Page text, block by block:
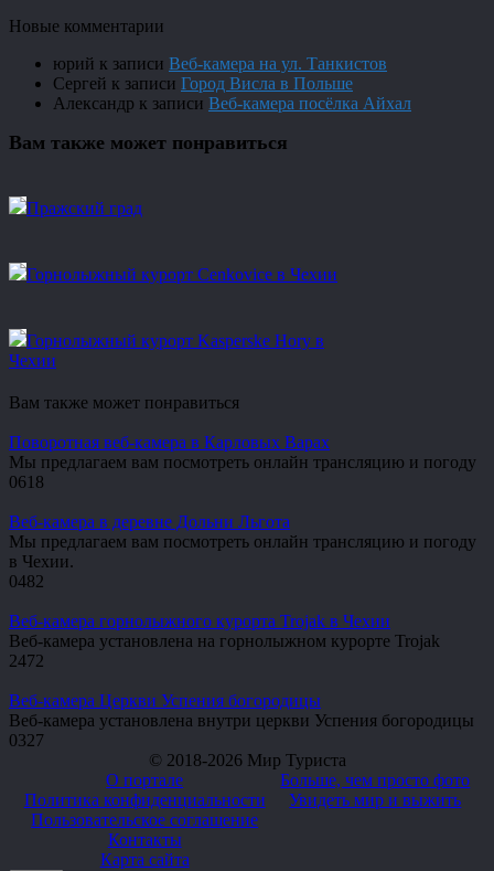
Новые комментарии
юрий к записи Веб-камера на ул. Танкистов
Сергей к записи Город Висла в Польше
Александр к записи Веб-камера посёлка Айхал
Вам также может понравиться
Пражский град
Горнолыжный курорт Cenkovice в Чехии
Горнолыжный курорт Kasperske Hory в
Чехии
Вам также может понравиться
Поворотная веб-камера в Карловых Варах
Мы предлагаем вам посмотреть онлайн трансляцию и погоду
0618
Веб-камера в деревне Дольни Льгота
Мы предлагаем вам посмотреть онлайн трансляцию и погоду
в Чехии.
0482
Веб-камера горнолыжного курорта Trojak в Чехии
Веб-камера установлена на горнолыжном курорте Trojak
2472
Веб-камера Церкви Успения богородицы
Веб-камера установлена внутри церкви Успения богородицы
0327
© 2018-2026 Мир Туриста
О портале
Политика конфиденциальности
Пользовательское соглашение
Контакты
Карта сайта
Больше, чем просто фото
Увидеть мир и выжить